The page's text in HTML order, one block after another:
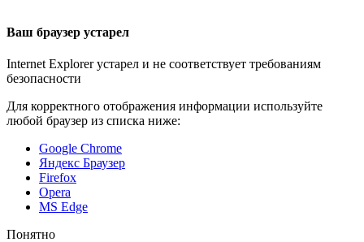
Ваш браузер устарел
Internet Explorer устарел и не соответствует требованиям
безопасности
Для корректного отображения информации используйте
любой браузер из списка ниже:
Google Chrome
Яндекс Браузер
Firefox
Opera
MS Edge
Понятно